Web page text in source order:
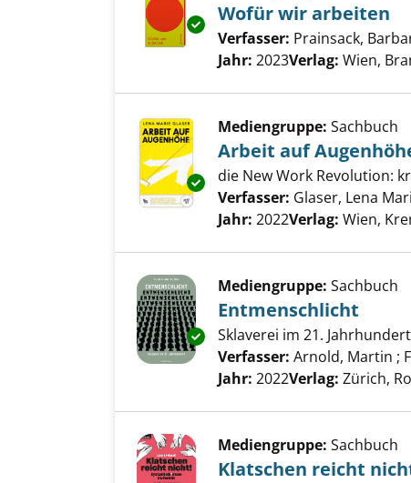
Exemplar-Details von Wofür
Wofür wir arbeiten
Verfasser: Prainsack,
Jahr: 2023Verlag: Wien,
Exemplar-Details von Arbeit
Mediengruppe: Sachbuch
Arbeit auf
die New Work Revolution:
Verfasser: Glaser, Lena
Jahr: 2022Verlag: Wien,
Exemplar-Details von
Mediengruppe: Sachbuch
Entmenschlicht
Sklaverei im 21. Jahrhundert
Verfasser: Arnold, Martin ;
Jahr: 2022Verlag: Zürich,
Mediengruppe: Sachbuch
Klatschen reicht